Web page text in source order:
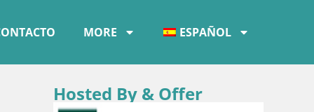
MORE ESPAÑOL
Hosted By & Offer